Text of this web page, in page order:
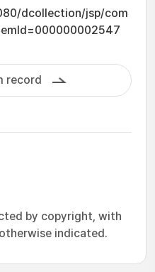
dcollection/jsp/com
record
by copyright, with
indicated.